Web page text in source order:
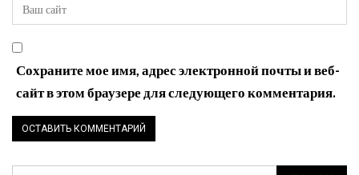
Сохраните мое имя, адрес электронной почты и веб-
сайт в этом браузере для следующего комментария.